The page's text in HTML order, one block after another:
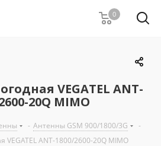
0
VEGATEL ANT-
20Q MIMO
- Антенны GSM 900/1800/3G
-
VEGATEL ANT-1800/2600-20Q MIMO